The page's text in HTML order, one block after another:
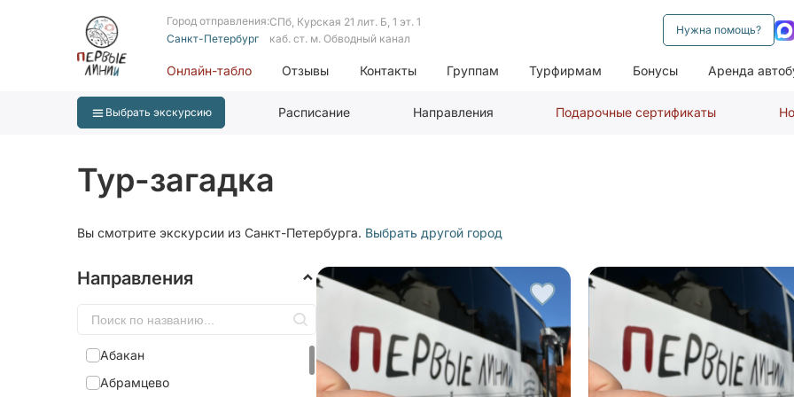
Город отправления:
Санкт-Петербург
СПб, Курская 21 лит. Б, 1 эт. 1
каб. ст. м. Обводный канал
Нужна помощь?
Онлайн-табло Отзывы Контакты Группам Турфирмам Бонусы Аренда
Выбрать экскурсию Расписание Направления Подарочные сертификаты
Тур-загадка
Вы смотрите экскурсии из Санкт-Петербурга. Выбрать другой город
Направления
Абакан
Абрамцево